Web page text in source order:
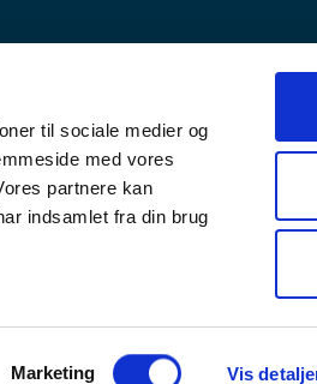
til sociale medier og
med vores
partnere kan
indsamlet fra din brug
Marketing Vis
CookiesLogin